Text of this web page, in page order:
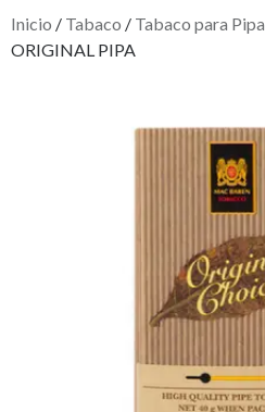
Inicio / Tabaco / Tabaco para Pipa
ORIGINAL PIPA